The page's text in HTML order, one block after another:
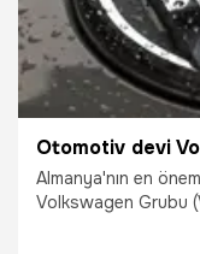
Almanya'nın en
Volkswagen Grubu